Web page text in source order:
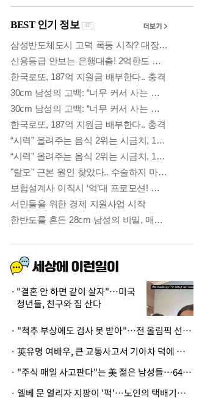
"결혼 안 하면 같이 살자"…미국
청년들, 친구와 집 산다
· "척추 부상에도 검사 못 받아"…전 올림픽 선수, 美봅슬레이협회 상대 소송
· 英유명 여배우, 큰 교통사고서 기아차 덕에 살았다
· "주식 매일 사고판다"는 美 젊은 남성들…64%가 "나는 인생의 패배자“
· 엘베 문 열리자 지팡이 '퍽'…노인의 택배기사 폭행 이유